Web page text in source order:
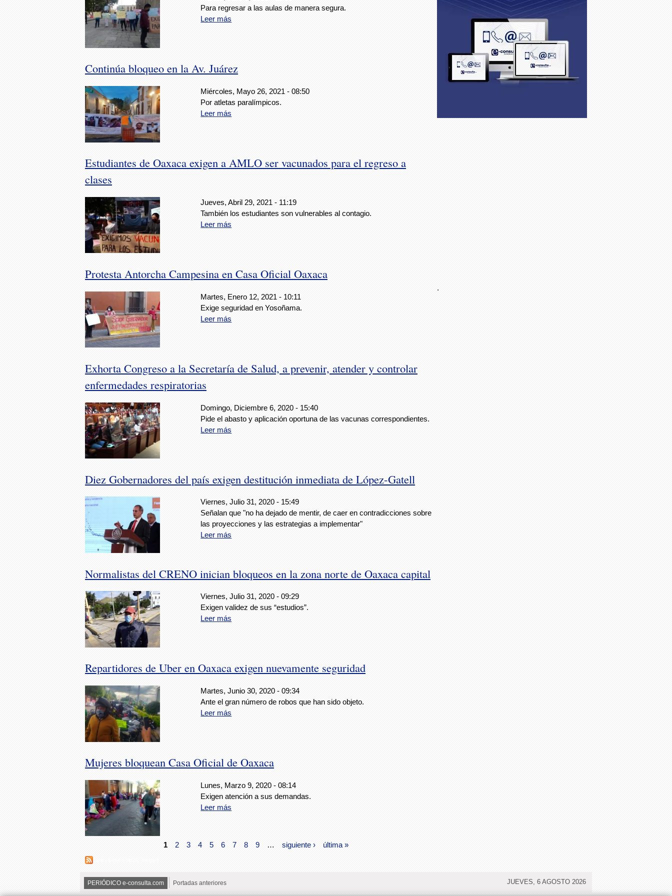
Para regresar a las aulas de manera segura.
Leer más
Continúa bloqueo en la Av. Juárez
Miércoles, Mayo 26, 2021 - 08:50
Por atletas paralímpicos.
Leer más
Estudiantes de Oaxaca exigen a AMLO ser vacunados para el regreso a
clases
Jueves, Abril 29, 2021 - 11:19
También los estudiantes son vulnerables al contagio.
Leer más
Protesta Antorcha Campesina en Casa Oficial Oaxaca
Martes, Enero 12, 2021 - 10:11
Exige seguridad en Yosoñama.
Leer más
Exhorta Congreso a la Secretaría de Salud, a prevenir, atender y controlar
enfermedades respiratorias
Domingo, Diciembre 6, 2020 - 15:40
Pide el abasto y aplicación oportuna de las vacunas correspondientes.
Leer más
Diez Gobernadores del país exigen destitución inmediata de López-Gatell
Viernes, Julio 31, 2020 - 15:49
Señalan que "no ha dejado de mentir, de caer en contradicciones sobre
las proyecciones y las estrategias a implementar"
Leer más
Normalistas del CRENO inician bloqueos en la zona norte de Oaxaca capital
Viernes, Julio 31, 2020 - 09:29
Exigen validez de sus “estudios”.
Leer más
Repartidores de Uber en Oaxaca exigen nuevamente seguridad
Martes, Junio 30, 2020 - 09:34
Ante el gran número de robos que han sido objeto.
Leer más
Mujeres bloquean Casa Oficial de Oaxaca
Lunes, Marzo 9, 2020 - 08:14
Exigen atención a sus demandas.
Leer más
1 2 3 4 5 6 7 8 9 … siguiente › última »
.
PERIÓDICO e-consulta.com Portadas anteriores JUEVES, 6 AGOSTO 2026